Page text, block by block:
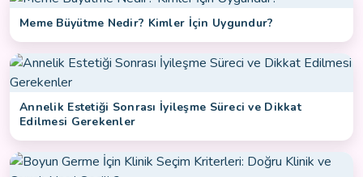
Meme Büyütme Nedir? Kimler İçin Uygundur?
Annelik Estetiği Sonrası İyileşme Süreci ve Dikkat
Edilmesi Gerekenler